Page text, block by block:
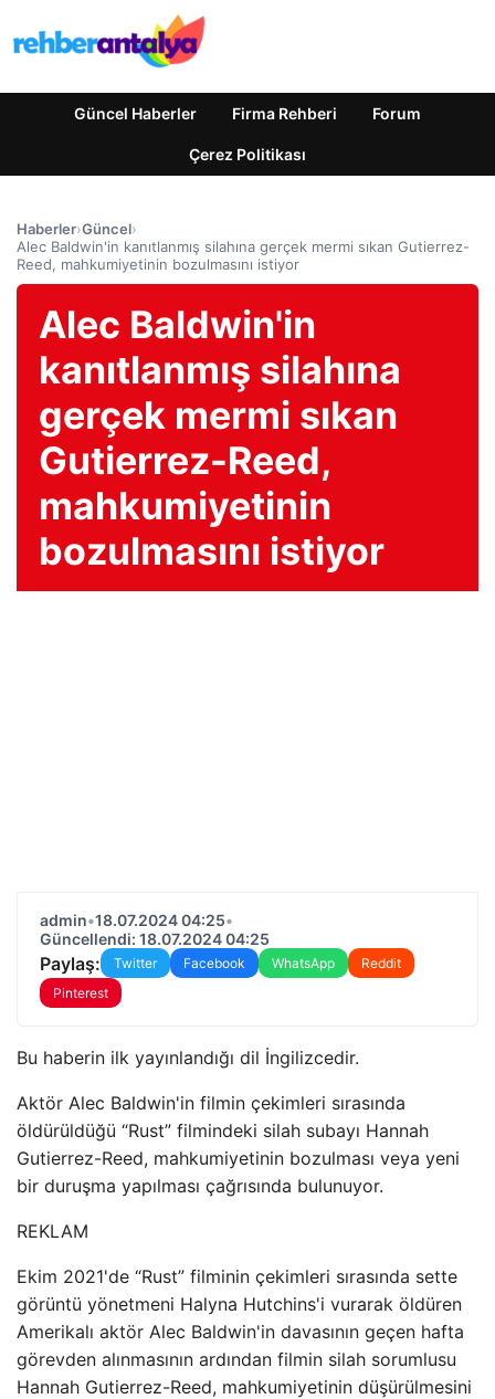
Güncel Haberler Firma Rehberi Forum
Çerez Politikası
Haberler›Güncel›
Alec Baldwin'in kanıtlanmış silahına gerçek mermi sıkan Gutierrez-
Reed, mahkumiyetinin bozulmasını istiyor
Alec Baldwin'in
kanıtlanmış silahına
gerçek mermi sıkan
Gutierrez-Reed,
mahkumiyetinin
bozulmasını istiyor
admin•18.07.2024 04:25•
Güncellendi: 18.07.2024 04:25
Paylaş: Twitter Facebook WhatsApp
Reddit
Pinterest
Bu haberin ilk yayınlandığı dil İngilizcedir.
Aktör Alec Baldwin'in filmin çekimleri sırasında
öldürüldüğü “Rust” filmindeki silah subayı Hannah
Gutierrez-Reed, mahkumiyetinin bozulması veya yeni
bir duruşma yapılması çağrısında bulunuyor.
REKLAM
Ekim 2021'de “Rust” filminin çekimleri sırasında sette
görüntü yönetmeni Halyna Hutchins'i vurarak öldüren
Amerikalı aktör Alec Baldwin'in davasının geçen hafta
görevden alınmasının ardından filmin silah sorumlusu
Hannah Gutierrez-Reed, mahkumiyetinin düşürülmesini